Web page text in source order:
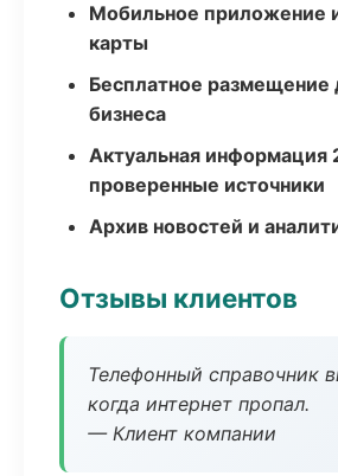
Мобильное приложение
карты
Бесплатное размещение
бизнеса
Актуальная информация
проверенные источники
Архив новостей и
Отзывы клиентов
Телефонный справочник
когда интернет пропал.
— Клиент компании